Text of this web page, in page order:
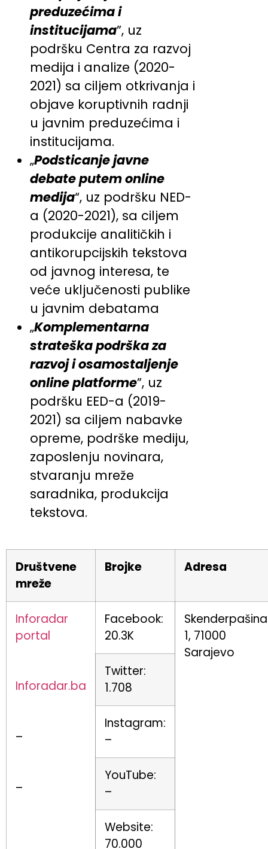
preduzećima i
institucijama”, uz
podršku Centra za razvoj
medija i analize (2020-
2021) sa ciljem otkrivanja i
objave koruptivnih radnji
u javnim preduzećima i
institucijama.
„Podsticanje javne
debate putem online
medija“, uz podršku NED-
a (2020-2021), sa ciljem
produkcije analitičkih i
antikorupcijskih tekstova
od javnog interesa, te
veće uključenosti publike
u javnim debatama
„Komplementarna
strateška podrška za
razvoj i osamostaljenje
online platforme”, uz
podršku EED-a (2019-
2021) sa ciljem nabavke
opreme, podrške mediju,
zaposlenju novinara,
stvaranju mreže
saradnika, produkcija
tekstova.
Društvene
mreže
Brojke Adresa
Inforadar
portal
Inforadar.ba
–
–
Facebook:
20.3K
Skenderpašina
1, 71000
Sarajevo
Twitter:
1.708
Instagram:
–
YouTube:
–
Website:
70.000